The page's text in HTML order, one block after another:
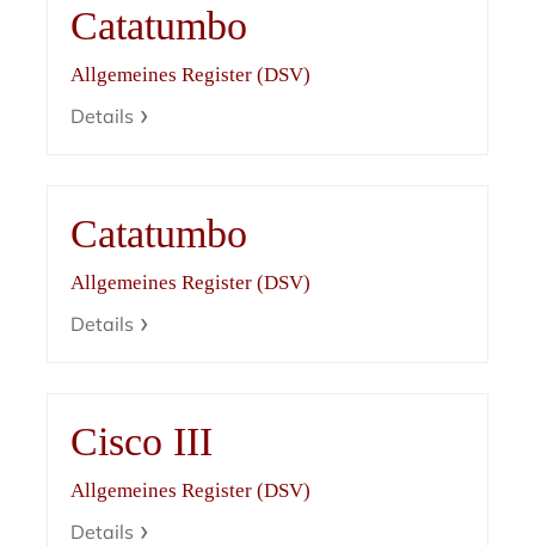
Catatumbo
Allgemeines Register (DSV)
Details
Catatumbo
Allgemeines Register (DSV)
Details
Cisco III
Allgemeines Register (DSV)
Details